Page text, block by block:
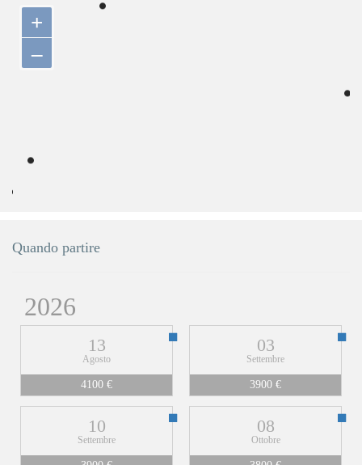
+
–
Quando partire
2026
13
Agosto
4100 €
03
Settembre
3900 €
10
Settembre
08
Ottobre